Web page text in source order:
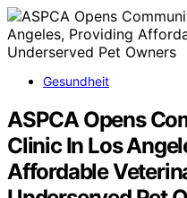
Gesundheit
ASPCA Opens
Clinic In Los
Affordable